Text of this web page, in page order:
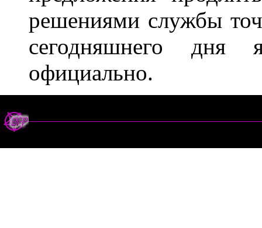
решениями службы
сегодняшнего
официально.